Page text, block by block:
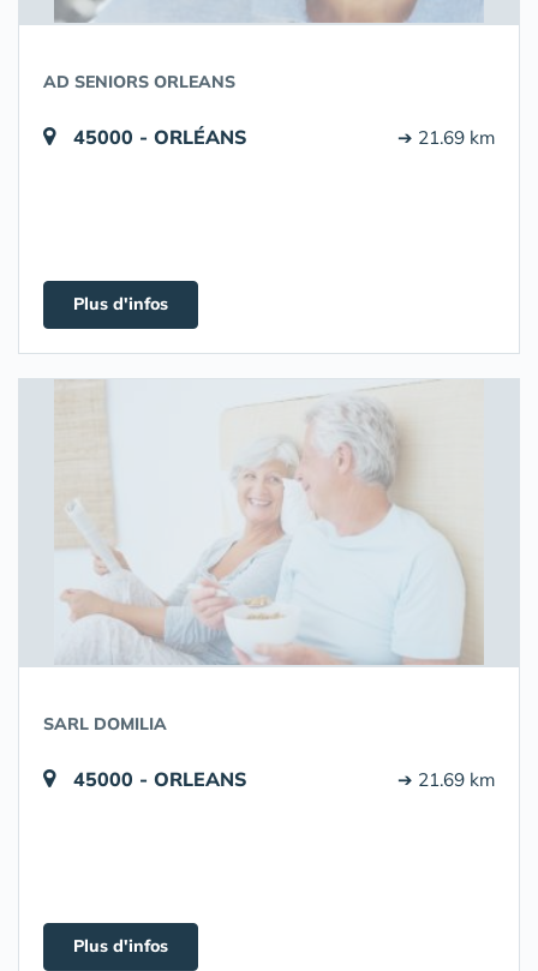
AD SENIORS ORLEANS
45000 - ORLÉANS ➔ 21.69 km
Plus d'infos
SARL DOMILIA
45000 - ORLEANS ➔ 21.69 km
Plus d'infos